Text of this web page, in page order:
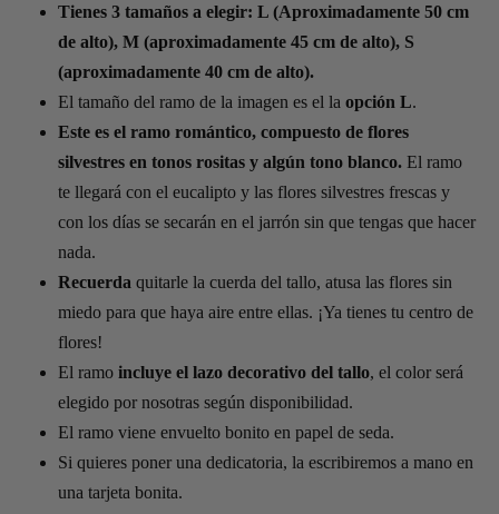
Tienes 3 tamaños a elegir: L (Aproximadamente 50 cm
de alto), M (aproximadamente 45 cm de alto), S
(aproximadamente 40 cm de alto).
El tamaño del ramo de la imagen es el la opción L.
Este es el ramo romántico, compuesto de flores
silvestres en tonos rositas y algún tono blanco.El ramo
te llegará con el eucalipto y las flores silvestres frescas y
con los días se secarán en el jarrón sin que tengas que hacer
nada.
Recuerda quitarle la cuerda del tallo, atusa las flores sin
miedo para que haya aire entre ellas. ¡Ya tienes tu centro de
flores!
El ramo incluye el lazo decorativo del tallo, el color será
elegido por nosotras según disponibilidad.
El ramo viene envuelto bonito en papel de seda.
Si quieres poner una dedicatoria, la escribiremos a mano en
una tarjeta bonita.